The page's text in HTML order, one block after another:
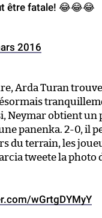
être fatale! 😂😂😂
2016
Arda Turan
Neymar obtient un
panenka. 2-0, il
du terrain, les
tweete la photo
wGrtgDYMyY